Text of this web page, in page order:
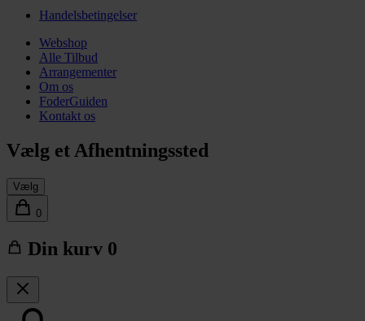
Handelsbetingelser
Webshop
Alle Tilbud
Arrangementer
Om os
FoderGuiden
Kontakt os
Vælg et Afhentningssted
Vælg
0
Din kurv 0